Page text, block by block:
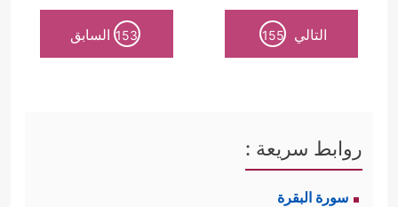
التالي 155
153 السابق
روابط سريعة :
سورة البقرة